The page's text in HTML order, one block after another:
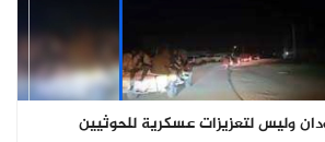
وليس لتعزيزات عسكرية للحوثيين